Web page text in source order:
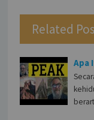
Related
Apa